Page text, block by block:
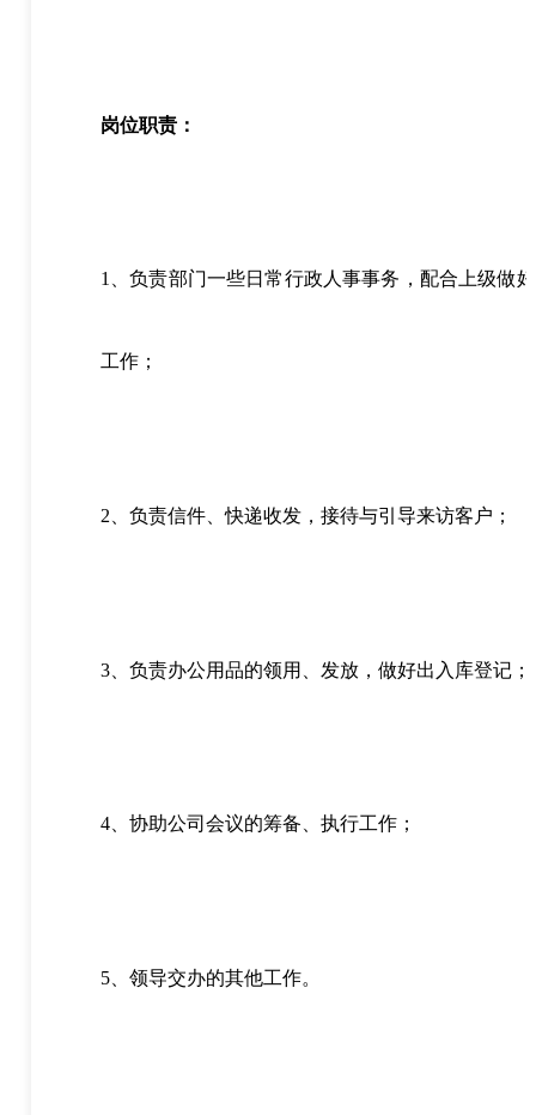
岗位职责：
1、负责部门一些日常行政人事事务，配合上级做
工作；
2、负责信件、快递收发，接待与引导来访客户；
3、负责办公用品的领用、发放，做好出入库登记；
4、协助公司会议的筹备、执行工作；
5、领导交办的其他工作。